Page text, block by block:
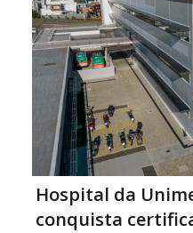
Hospital da
conquista